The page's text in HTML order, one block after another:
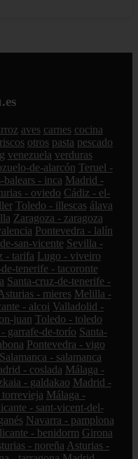
aves carnes cocina
otros pasta pescado
venezuela verduras
de-alarcón Teruel -
balears - inca Madrid -
- oviedo Cádiz - el-
Toledo - illescas álava
Zaragoza - zaragoza
Pontevedra - lalín
san-vicente Sevilla -
- tarifa Lugo - viveiro
tenerife - tacoronte
Santa-cruz-de-tenerife -
- mieres Melilla -
- alcoi Valladolid -
juan Toledo - toledo
garrafe-de-torío Santa-
Pontevedra - vigo
Salamanca - salamanca
- coslada Málaga -
- galdakao Madrid -
Málaga -
- sant-vicent-del-
Navarra - pamplona
- benidorm Girona
- noreña Asturias -